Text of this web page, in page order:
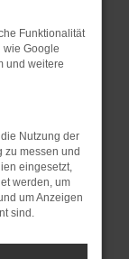
Stand
dazu
nicht mehr
Funktionalität
wie Google
und weitere
Nutzung der
zu messen und
eingesetzt,
werden, um
um Anzeigen
sind.